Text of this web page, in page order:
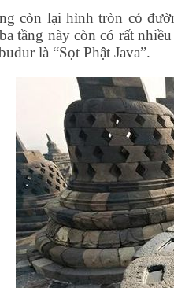
còn lại hình tròn có
tầng này còn có rất
là “Sọt Phật Java”.